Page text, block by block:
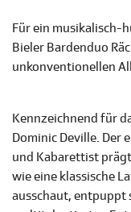
Für ein musikalisch-
Bieler Bardenduo
unkonventionellen
Kennzeichnend für
Dominic Deville. Der
und Kabarettist
wie eine klassische
ausschaut, entpuppt